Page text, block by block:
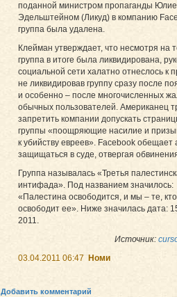
поданной министром пропаганды
Эдельштейном (Ликуд) в компанию
группа была удалена.
Клейман утверждает, что несмотря на
группа в итоге была ликвидирована,
социальной сети халатно отнеслось к
не ликвидировав группу сразу после
и особенно – после многочисленных
обычных пользователей. Американец
запретить компании допускать
группы «поощряющие насилие и
к убийству евреев». Facebook обещает
защищаться в суде, отвергая
Группа называлась «Третья
интифада». Под названием значилось:
«Палестина освободится, и мы – те, кто
освободит ее». Ниже значилась дата:
2011.
Источник:
03.04.2011 06:47 Номи
Добавить комментарий